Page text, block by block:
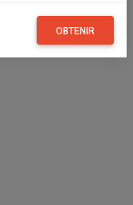
OBTENIR